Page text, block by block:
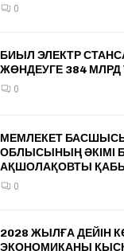
0
БИЫЛ ЭЛЕКТР
ЖӨНДЕУГЕ 384 МЛРД
0
МЕМЛЕКЕТ
ОБЛЫСЫНЫҢ ӘКІМІ
АҚШОЛАҚОВТЫ
0
2028 ЖЫЛҒА ДЕЙІН
ЭКОНОМИКАНЫ